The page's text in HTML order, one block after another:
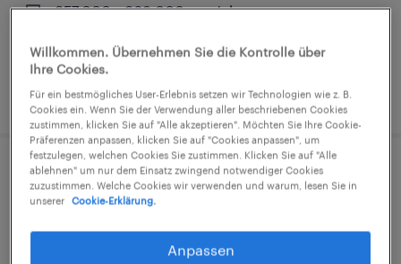
€57.000 - €63.000 pro Jahr
3. August 2026
Recruiter (m/w/d)
Arbeitnehmerüberlassung
Willkommen. Übernehmen Sie die Kontrolle über
Ihre Cookies.
Für ein bestmögliches User-Erlebnis setzen wir Technologien wie z. B.
Cookies ein. Wenn Sie der Verwendung aller beschriebenen Cookies
zustimmen, klicken Sie auf "Alle akzeptieren". Möchten Sie Ihre Cookie-
Präferenzen anpassen, klicken Sie auf "Cookies anpassen", um
festzulegen, welchen Cookies Sie zustimmen. Klicken Sie auf "Alle
ablehnen" um nur dem Einsatz zwingend notwendiger Cookies
zuzustimmen. Welche Cookies wir verwenden und warum, lesen Sie in
unserer
Cookie-Erklärung.
Anpassen